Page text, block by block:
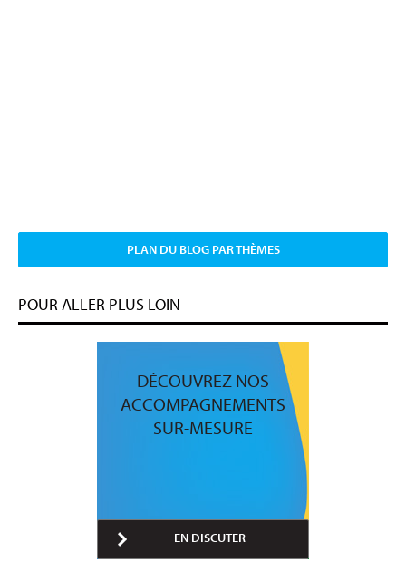
PLAN DU BLOG PAR THÈMES
POUR ALLER PLUS LOIN
DÉCOUVREZ NOS
ACCOMPAGNEMENTS
SUR-MESURE
EN DISCUTER